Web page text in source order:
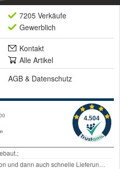
7205 Verkäufe
Gewerblich
Kontakt
Alle Artikel
AGB & Datenschutz